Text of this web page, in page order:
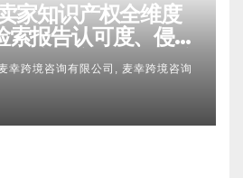
家知识产权全维度
报告认可度、侵权
应诉方法及服务商
略
幸跨境咨询有限公司, 麦幸跨境咨询